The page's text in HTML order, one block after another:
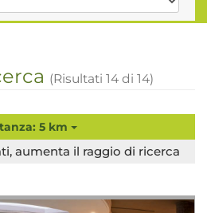
(Risultati 14 di 14)
5 km
aumenta il raggio di ricerca